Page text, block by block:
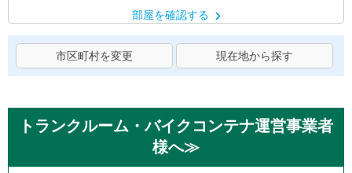
部屋を確認する
市区町村を変更 現在地から探す
トランクルーム・バイクコンテナ運営事業者
様へ≫